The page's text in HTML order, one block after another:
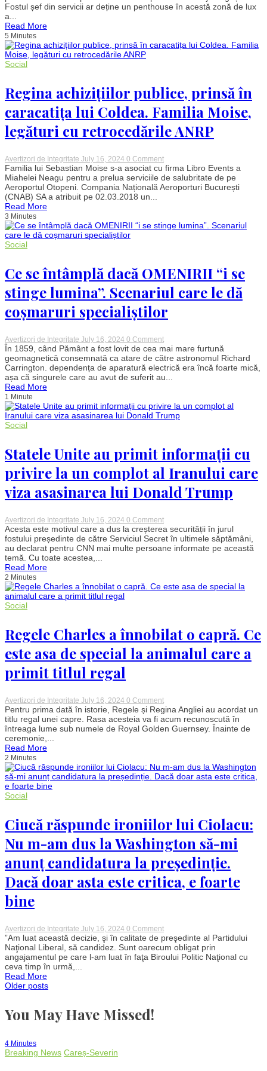
cine
a
apartamentul
cartier
exclusivist
al
Bucureștiului
Fostul șef din servicii ar deține un penthouse în acestă zonă de lux
a...
Read More
5 Minutes
Social
Regina achizițiilor publice, prinsă în
caracatița lui Coldea. Familia Moise,
legături cu retrocedările ANRP
Avertizori de Integritate July 16, 2024 0 Commenton
Regina
achizițiilor
publice,
prinsă
Coldea.
retrocedările
ANRP
Familia lui Sebastian Moise s-a asociat cu firma Libro Events a
Miahelei Neagu pentru a prelua serviciile de salubritate de pe
Aeroportul Otopeni. Compania Națională Aeroporturi București
(CNAB) SA a atribuit pe 02.03.2018 un...
Read More
3 Minutes
Social
Ce se întâmplă dacă OMENIRII “i se
stinge lumina”. Scenariul care le dă
coșmaruri specialiștilor
Avertizori de Integritate July 16, 2024 0 Commenton
Ce
se
întâmplă
dacă
OMENIRII
stinge
lumina”.
Scenariul
dă
coșmaruri
specialiștilor
În 1859, când Pământ a fost lovit de cea mai mare furtună
geomagnetică consemnată ca atare de către astronomul Richard
Carrington. dependența de aparatură electrică era încă foarte mică,
așa că singurele care au avut de suferit au...
Read More
1 Minute
Social
Statele Unite au primit informații cu
privire la un complot al Iranului care
viza asasinarea lui Donald Trump
Avertizori de Integritate July 16, 2024 0 Commenton
Statele
Unite
primit
la
care
viza
asasinarea
lui
Donald
Acesta este motivul care a dus la creșterea securității în jurul
fostului președinte de către Serviciul Secret în ultimele săptămâni,
au declarat pentru CNN mai multe persoane informate pe această
temă. Cu toate acestea,...
Read More
2 Minutes
Social
Regele Charles a înnobilat o capră. Ce
este asa de special la animalul care a
primit titlul regal
Avertizori de Integritate July 16, 2024 0 Commenton
Regele
Charles
înnobilat
este
asa
care
a
primit
titlul
regal
Pentru prima dată în istorie, Regele și Regina Angliei au acordat un
titlu regal unei capre. Rasa acesteia va fi acum recunoscută în
întreaga lume sub numele de Royal Golden Guernsey. Înainte de
ceremonie,...
Read More
2 Minutes
Social
Ciucă răspunde ironiilor lui Ciolacu:
Nu m-am dus la Washington să-mi
anunț candidatura la președinție.
Dacă doar asta este critica, e foarte
bine
Avertizori de Integritate July 16, 2024 0 Commenton
Ciucă
răspunde
ironiilor
lui
”Am luat această decizie, şi în calitate de preşedinte al Partidului
Naţional Liberal, să candidez. Sunt oarecum obligat prin
angajamentul pe care l-am luat în faţa Biroului Politic Naţional cu
ceva timp în urmă,...
Read More
Posts
navigation
Older posts
You May Have Missed!
4 Minutes
Breaking News Careș-Severin